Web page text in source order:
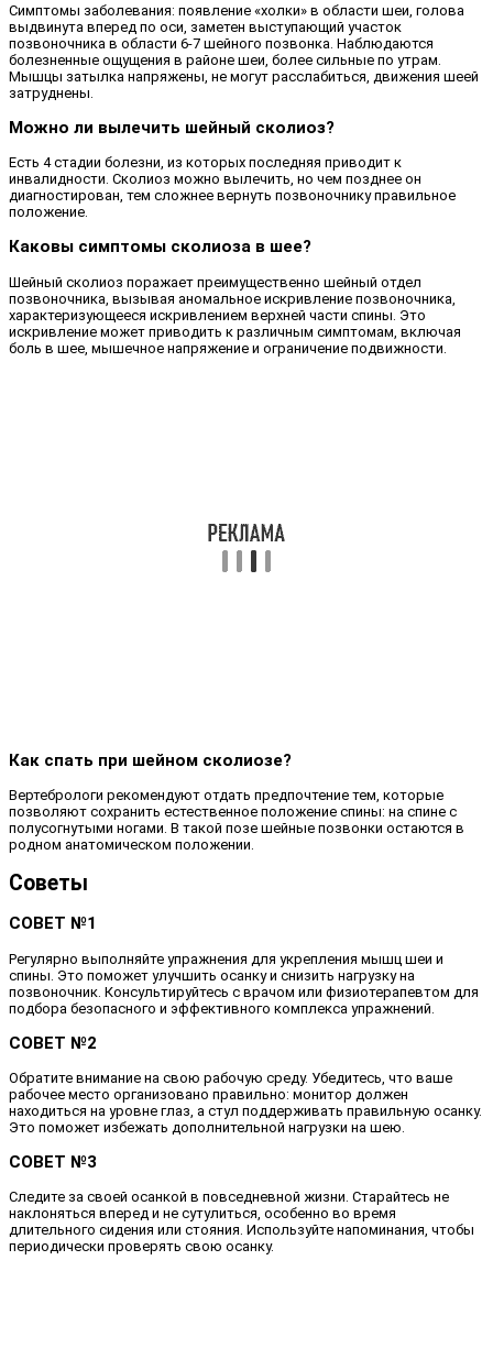
Симптомы заболевания: появление «холки» в области шеи, голова
выдвинута вперед по оси, заметен выступающий участок
позвоночника в области 6-7 шейного позвонка. Наблюдаются
болезненные ощущения в районе шеи, более сильные по утрам.
Мышцы затылка напряжены, не могут расслабиться, движения шеей
затруднены.
Можно ли вылечить шейный сколиоз?
Есть 4 стадии болезни, из которых последняя приводит к
инвалидности. Сколиоз можно вылечить, но чем позднее он
диагностирован, тем сложнее вернуть позвоночнику правильное
положение.
Каковы симптомы сколиоза в шее?
Шейный сколиоз поражает преимущественно шейный отдел
позвоночника, вызывая аномальное искривление позвоночника,
характеризующееся искривлением верхней части спины. Это
искривление может приводить к различным симптомам, включая
боль в шее, мышечное напряжение и ограничение подвижности.
Как спать при шейном сколиозе?
Вертебрологи рекомендуют отдать предпочтение тем, которые
позволяют сохранить естественное положение спины: на спине с
полусогнутыми ногами. В такой позе шейные позвонки остаются в
родном анатомическом положении.
Советы
СОВЕТ №1
Регулярно выполняйте упражнения для укрепления мышц шеи и
спины. Это поможет улучшить осанку и снизить нагрузку на
позвоночник. Консультируйтесь с врачом или физиотерапевтом для
подбора безопасного и эффективного комплекса упражнений.
СОВЕТ №2
Обратите внимание на свою рабочую среду. Убедитесь, что ваше
рабочее место организовано правильно: монитор должен
находиться на уровне глаз, а стул поддерживать правильную осанку.
Это поможет избежать дополнительной нагрузки на шею.
СОВЕТ №3
Следите за своей осанкой в повседневной жизни. Старайтесь не
наклоняться вперед и не сутулиться, особенно во время
длительного сидения или стояния. Используйте напоминания, чтобы
периодически проверять свою осанку.